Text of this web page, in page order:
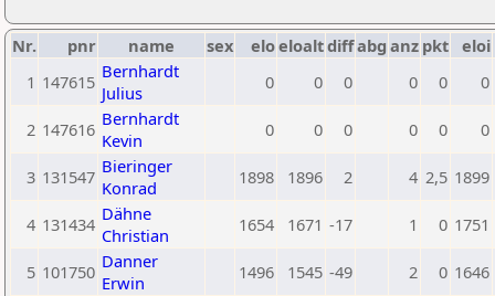
Nr. pnr name sex eloeloaltdiffabg anz pkt eloi
1 147615 Bernhardt
Julius
0 0 0 0 0 0
2 147616 Bernhardt
Kevin
0 0 0 0 0 0
3 131547 Bieringer
Konrad
1898 1896 2 4 2,5 1899
4 131434 Dähne
Christian
1654 1671 -17 1 0 1751
5 101750 Danner
Erwin
1496 1545 -49 2 0 1646